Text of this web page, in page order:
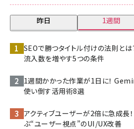
昨日 1週間
SEOで勝つタイトル付けの法則とは
流入数を増やす5つの条件
1週間かかった作業が1日に！
使い倒す活用術8選
アクティブユーザーが2倍に急成長
ぶ“ユーザー視点”のUI/UX改善